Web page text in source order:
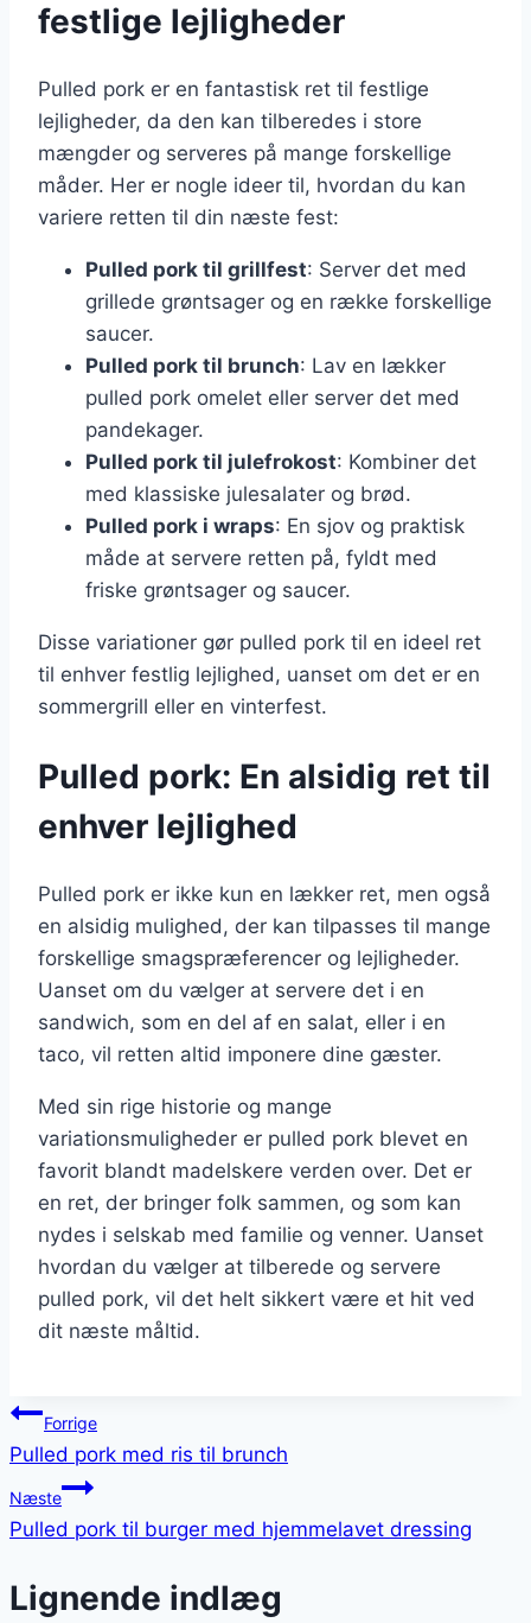
festlige lejligheder
Pulled pork er en fantastisk ret til festlige
lejligheder, da den kan tilberedes i store
mængder og serveres på mange forskellige
måder. Her er nogle ideer til, hvordan du kan
variere retten til din næste fest:
Pulled pork til grillfest: Server det med
grillede grøntsager og en række forskellige
saucer.
Pulled pork til brunch: Lav en lækker
pulled pork omelet eller server det med
pandekager.
Pulled pork til julefrokost: Kombiner det
med klassiske julesalater og brød.
Pulled pork i wraps: En sjov og praktisk
måde at servere retten på, fyldt med
friske grøntsager og saucer.
Disse variationer gør pulled pork til en ideel ret
til enhver festlig lejlighed, uanset om det er en
sommergrill eller en vinterfest.
Pulled pork: En alsidig ret til
enhver lejlighed
Pulled pork er ikke kun en lækker ret, men også
en alsidig mulighed, der kan tilpasses til mange
forskellige smagspræferencer og lejligheder.
Uanset om du vælger at servere det i en
sandwich, som en del af en salat, eller i en
taco, vil retten altid imponere dine gæster.
Med sin rige historie og mange
variationsmuligheder er pulled pork blevet en
favorit blandt madelskere verden over. Det er
en ret, der bringer folk sammen, og som kan
nydes i selskab med familie og venner. Uanset
hvordan du vælger at tilberede og servere
pulled pork, vil det helt sikkert være et hit ved
dit næste måltid.
Indlægsnavigation
Forrige
Pulled pork med ris til brunch
Næste
Pulled pork til burger med hjemmelavet dressing
Lignende indlæg